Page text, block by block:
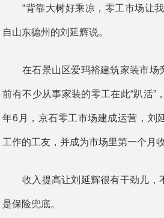
“背靠大树好乘凉，零工市场让我
自山东德州的刘延辉说。
在石景山区爱玛裕建筑家装市场
前有不少从事家装的零工在此“趴活”
年6月，京石零工市场建成运营，刘
工作的工友，并成为市场里第一个月
收入提高让刘延辉很有干劲儿，
是保险兜底。